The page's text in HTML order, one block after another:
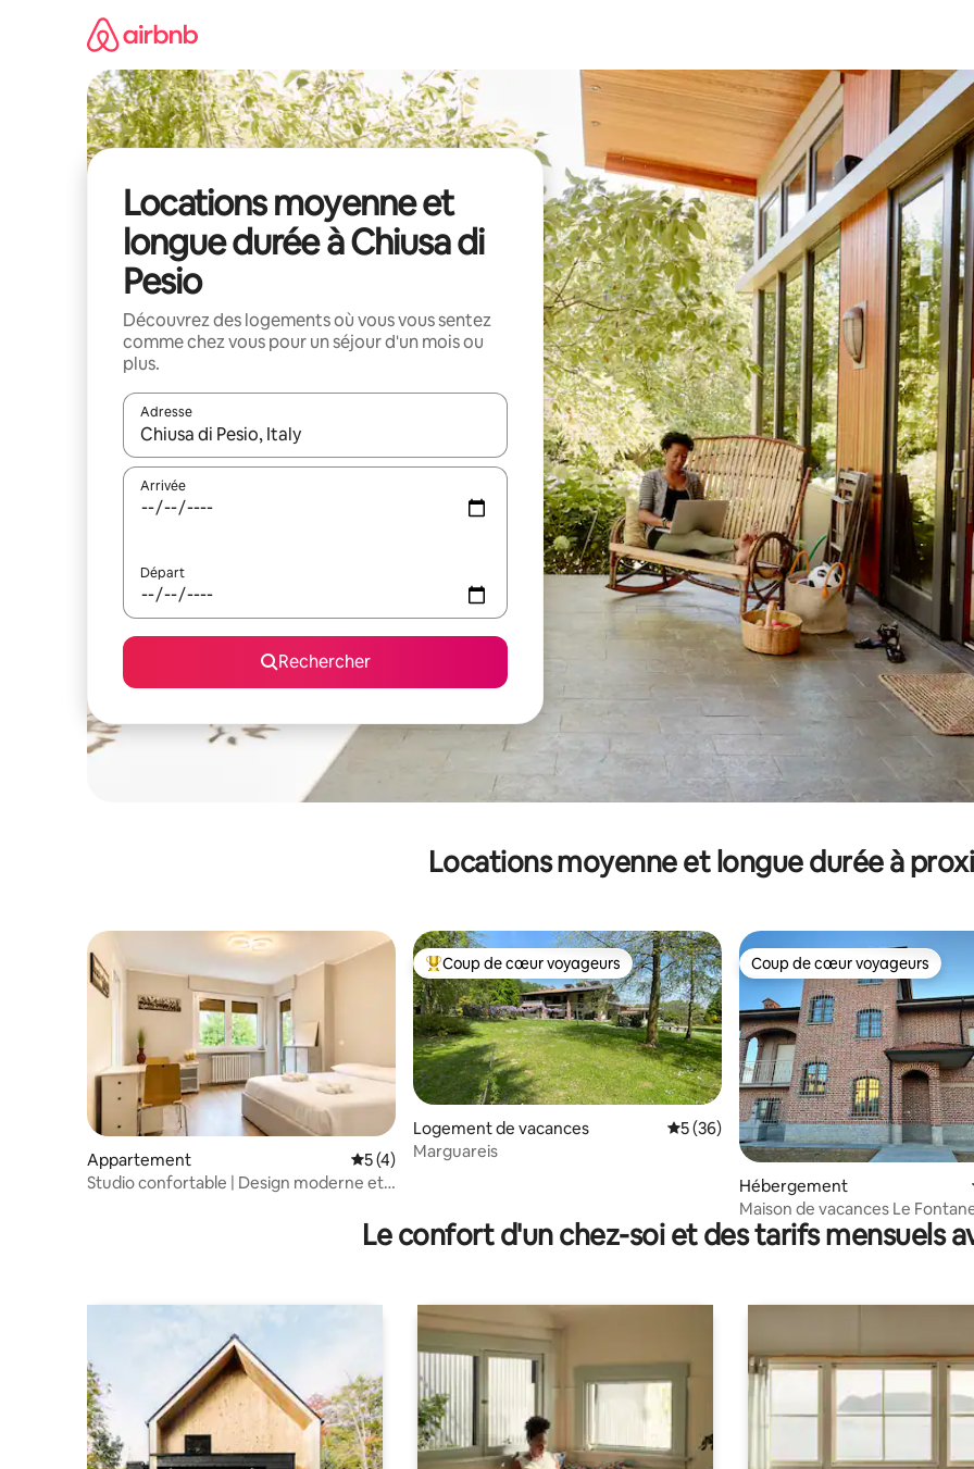
Locations moyenne et
longue durée à Chiusa di
Pesio
Découvrez des logements où vous vous sentez
comme chez vous pour un séjour d'un mois ou
plus.
Adresse
Lorsque les résultats s'affichent, utilisez les flèches vers le haut et vers le bas pour les parcourir ou en appuyant et en
Arrivée
Départ
Rechercher
Locations moyenne et longue durée à
Appartement Évaluation moyenne sur la base de 4 commentaires : 5 sur 5
5 (4)
Studio confortable | Design moderne et
Coups de cœur voyageurs les plus appréciés
Coup de cœur voyageurs
Logement de vacances Évaluation moyenne sur la base de 36
5 (36)
Marguareis
Coup de cœur voyageurs
Coup de cœur voyageurs
Hébergement
Maison de vacances Le
Le confort d'un chez-soi et des tarifs mensuels